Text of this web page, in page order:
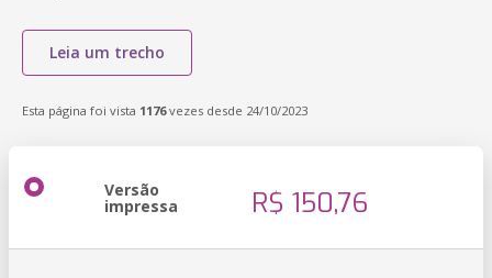
Leia um trecho
Esta página foi vista 1176vezes desde 24/10/2023
Versão
impressa R$ 150,76